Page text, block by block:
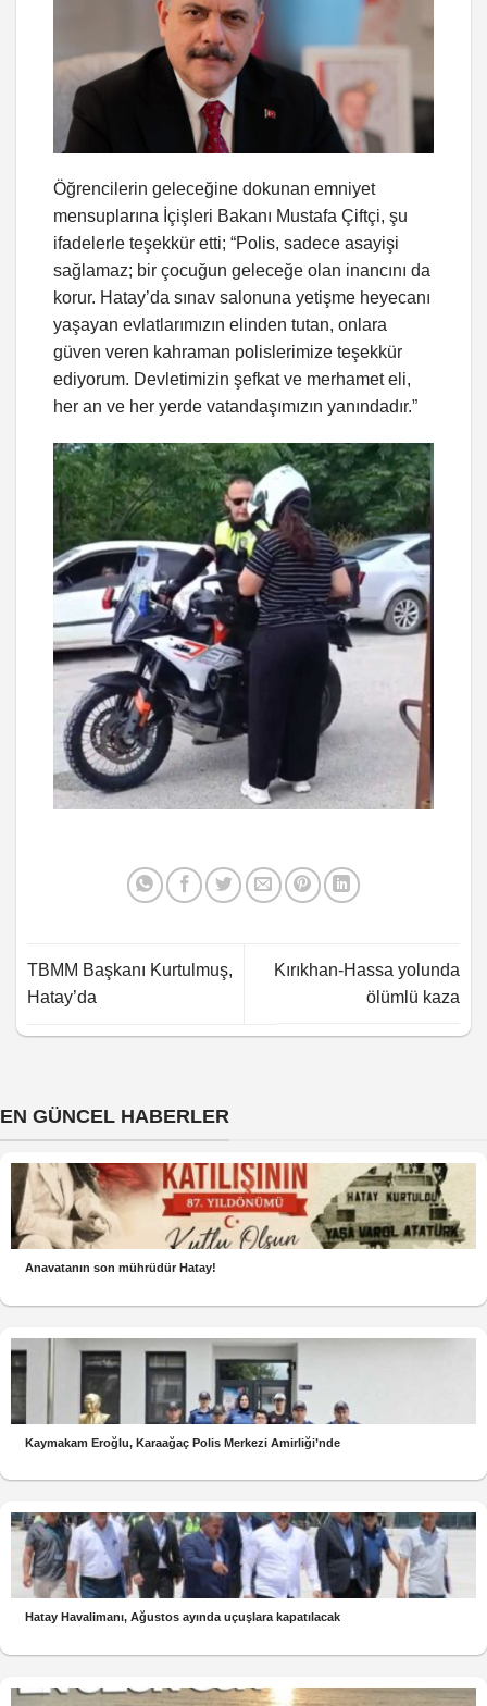
Öğrencilerin geleceğine dokunan emniyet
mensuplarına İçişleri Bakanı Mustafa Çiftçi, şu
ifadelerle teşekkür etti; “Polis, sadece asayişi
sağlamaz; bir çocuğun geleceğe olan inancını da
korur. Hatay’da sınav salonuna yetişme heyecanı
yaşayan evlatlarımızın elinden tutan, onlara
güven veren kahraman polislerimize teşekkür
ediyorum. Devletimizin şefkat ve merhamet eli,
her an ve her yerde vatandaşımızın yanındadır.”
TBMM Başkanı Kurtulmuş,
Hatay’da
Kırıkhan-Hassa yolunda
ölümlü kaza
EN GÜNCEL HABERLER
Anavatanın son mührüdür Hatay!
Kaymakam Eroğlu, Karaağaç Polis Merkezi Amirliği’nde
Hatay Havalimanı, Ağustos ayında uçuşlara kapatılacak